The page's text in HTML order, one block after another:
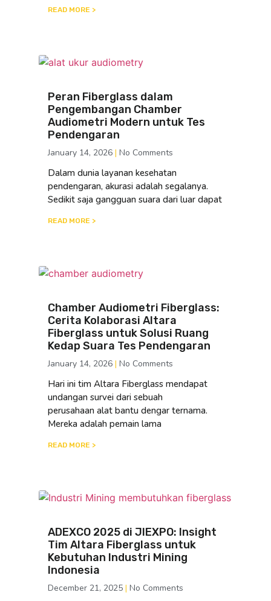
READ MORE >
Peran Fiberglass dalam
Pengembangan Chamber
Audiometri Modern untuk Tes
Pendengaran
January 14, 2026 No Comments
Dalam dunia layanan kesehatan
pendengaran, akurasi adalah segalanya.
Sedikit saja gangguan suara dari luar dapat
READ MORE >
Chamber Audiometri Fiberglass:
Cerita Kolaborasi Altara
Fiberglass untuk Solusi Ruang
Kedap Suara Tes Pendengaran
January 14, 2026 No Comments
Hari ini tim Altara Fiberglass mendapat
undangan survei dari sebuah
perusahaan alat bantu dengar ternama.
Mereka adalah pemain lama
READ MORE >
ADEXCO 2025 di JIEXPO: Insight
Tim Altara Fiberglass untuk
Kebutuhan Industri Mining
Indonesia
December 21, 2025 No Comments